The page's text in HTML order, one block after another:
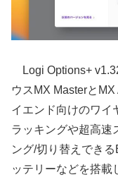
Logi Options+
ウスMX Masterと
イエンド向けのワイ
ラッキングや超高速
ング/切り替えでき
ッテリーなどを搭載